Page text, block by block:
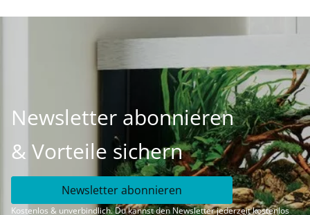
Newsletter abonnieren
& Vorteile sichern
Newsletter abonnieren
Kostenlos & unverbindlich. Du kannst den Newsletter jederzeit kostenlos